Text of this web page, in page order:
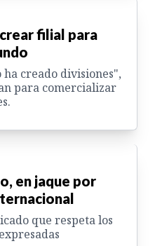
filial para
creado divisiones",
para comercializar
en jaque por
que respeta los